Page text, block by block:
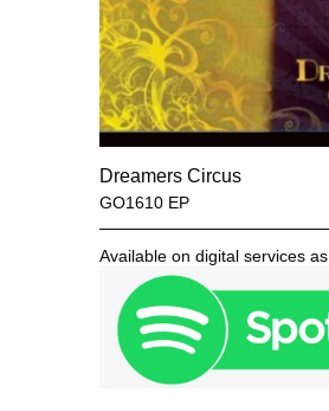
Dreamers Circus
GO1610 EP
Available on digital services as